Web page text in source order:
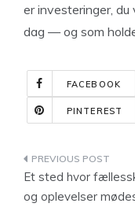
er investeringer,
dag — og som
FACEBOOK
PINTEREST
Et sted hvor
og oplevelser